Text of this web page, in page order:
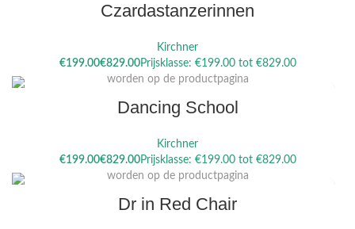
Czardastanzerinnen
Kirchner
€
€
Dit product heeft meerdere variaties. Deze optie kan gekozen
worden op de productpagina
Dancing School
Kirchner
€
€
Dit product heeft meerdere variaties. Deze optie kan gekozen
worden op de productpagina
Dr in Red Chair